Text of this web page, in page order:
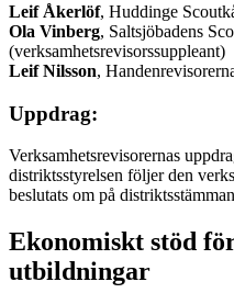
Leif Åkerlöf, Huddinge
Ola Vinberg, Saltsjöbadens
(verksamhetsrevisorssuppleant)
Leif Nilsson,
Uppdrag:
Verksamhetsrevisorernas
distriktsstyrelsen följer den
beslutats om på
Ekonomiskt stöd
utbildningar